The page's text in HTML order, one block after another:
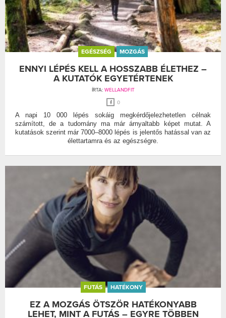
EGÉSZSÉG MOZGÁS
ENNYI LÉPÉS KELL A HOSSZABB ÉLETHEZ –
A KUTATÓK EGYETÉRTENEK
ÍRTA: WELLANDFIT
0
A napi 10 000 lépés sokáig megkérdőjelezhetetlen célnak
számított, de a tudomány ma már árnyaltabb képet mutat. A
kutatások szerint már 7000–8000 lépés is jelentős hatással van az
élettartamra és az egészségre.
FUTÁS HATÉKONY
EZ A MOZGÁS ÖTSZÖR HATÉKONYABB
LEHET, MINT A FUTÁS – EGYRE TÖBBEN